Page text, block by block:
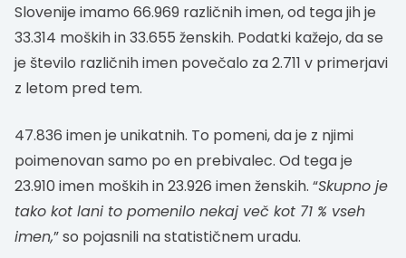
Slovenije imamo 66.969 različnih imen, od tega jih je
33.314 moških in 33.655 ženskih. Podatki kažejo, da se
je število različnih imen povečalo za 2.711 v primerjavi
z letom pred tem.
47.836 imen je unikatnih. To pomeni, da je z njimi
poimenovan samo po en prebivalec. Od tega je
23.910 imen moških in 23.926 imen ženskih. “Skupno je
tako kot lani to pomenilo nekaj več kot 71 % vseh
imen,” so pojasnili na statističnem uradu.